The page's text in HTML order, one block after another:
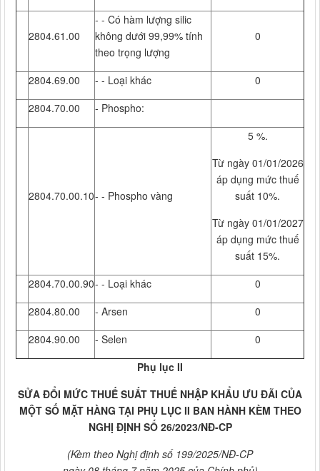
2804.61.00
- - Có hàm lượng silic
không dưới 99,99% tính
theo trọng lượng
0
2804.69.00 - - Loại khác
0
2804.70.00
- Phospho:
2804.70.00.10- - Phospho vàng
5 %.
Từ ngày 01/01/2026
áp dụng mức thuế
suất 10%.
Từ ngày 01/01/2027
áp dụng mức thuế
suất 15%.
2804.70.00.90- - Loại khác
0
2804.80.00
- Arsen
0
2804.90.00
- Selen
0
Phụ lục II
SỬA ĐỔI MỨC THUẾ SUẤT THUẾ NHẬP KHẨU ƯU ĐÃI CỦA
MỘT SỐ MẶT HÀNG TẠI PHỤ LỤC II BAN HÀNH KÈM THEO
NGHỊ ĐỊNH SỐ 26/2023/NĐ-CP
(Kèm theo Nghị định số 199/2025/NĐ-CP